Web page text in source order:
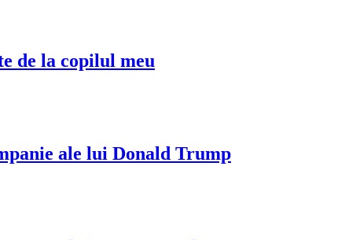
de la copilul meu
ale lui Donald Trump